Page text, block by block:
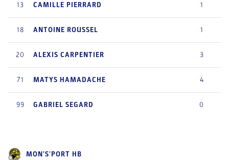
13 CAMILLE PIERRARD 1
18 ANTOINE ROUSSEL 1
20 ALEXIS CARPENTIER 3
71 MATYS HAMADACHE 4
99 GABRIEL SEGARD 0
MON'S'PORT HB